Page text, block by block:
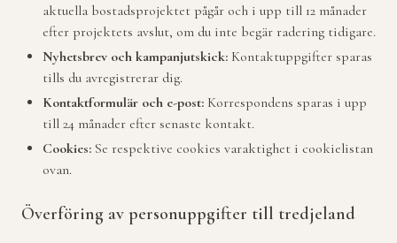
aktuella bostadsprojektet pågår och i upp till 12 månader
efter projektets avslut, om du inte begär radering tidigare.
Nyhetsbrev och kampanjutskick: Kontaktuppgifter sparas
tills du avregistrerar dig.
Kontaktformulär och e-post: Korrespondens sparas i upp
till 24 månader efter senaste kontakt.
Cookies: Se respektive cookies varaktighet i cookielistan
ovan.
Överföring av personuppgifter till tredjeland